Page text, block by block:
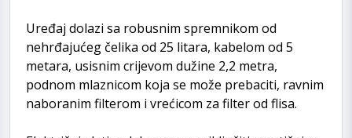
Uređaj dolazi sa robusnim spremnikom od
nehrđajućeg čelika od 25 litara, kabelom od 5
metara, usisnim crijevom dužine 2,2 metra,
podnom mlaznicom koja se može prebaciti, ravnim
naboranim filterom i vrećicom za filter od flisa.